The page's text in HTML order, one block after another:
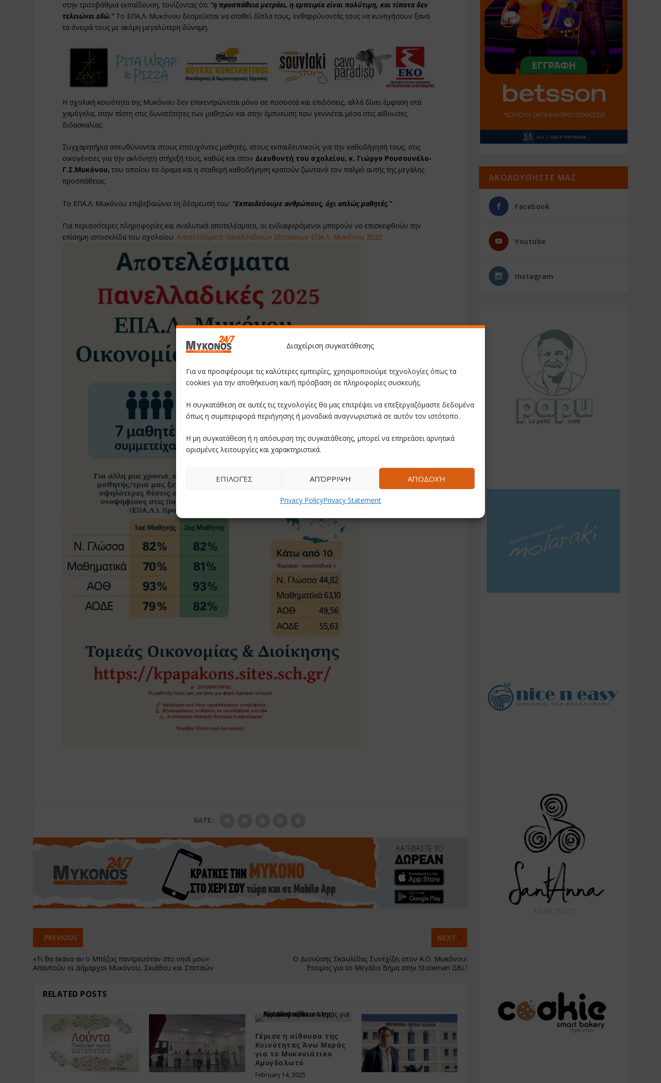
Διαχείριση συγκατάθεσης
Για να προσφέρουμε τις καλύτερες εμπειρίες, χρησιμοποιούμε τεχνολογίες όπως τα
cookies για την αποθήκευση και/ή πρόσβαση σε πληροφορίες συσκευής.
Η συγκατάθεση σε αυτές τις τεχνολογίες θα μας επιτρέψει να επεξεργαζόμαστε δεδομένα
όπως η συμπεριφορά περιήγησης ή μοναδικά αναγνωριστικά σε αυτόν τον ιστότοπο.
Η μη συγκατάθεση ή η απόσυρση της συγκατάθεσης, μπορεί να επηρεάσει αρνητικά
ορισμένες λειτουργίες και χαρακτηριστικά.
ΑΠΟΔΟΧΉ
ΑΠΌΡΡΙΨΗ
ΕΠΙΛΟΓΈΣ
Privacy PolicyPrivacy Statement
στην τριτοβάθμια εκπαίδευση, τονίζοντας ότι “η προσπάθεια μετράει, η εμπειρία είναι πολύτιμη, και τίποτα δεν
τελειώνει εδώ.” Το ΕΠΑ.Λ. Μυκόνου δεσμεύεται να σταθεί δίπλα τους, ενθαρρύνοντάς τους να κυνηγήσουν ξανά
τα όνειρά τους με ακόμη μεγαλύτερη δύναμη.
Η σχολική κοινότητα της Μυκόνου δεν επικεντρώνεται μόνο σε ποσοστά και επιδόσεις, αλλά δίνει έμφαση στα
χαμόγελα, στην πίστη στις δυνατότητες των μαθητών και στην έμπνευση που γεννιέται μέσα στις αίθουσες
διδασκαλίας.
Συγχαρητήρια απευθύνονται στους επιτυχόντες μαθητές, στους εκπαιδευτικούς για την καθοδήγησή τους, στις
οικογένειες για την ακλόνητη στήριξή τους, καθώς και στον Διευθυντή του σχολείου, κ. Γιώργο Ρουσουνέλο-
Γ.Σ.Μυκόνου, του οποίου το όραμα και η σταθερή καθοδήγηση κρατούν ζωντανό τον παλμό αυτής της μεγάλης
προσπάθειας.
Το ΕΠΑ.Λ. Μυκόνου επιβεβαιώνει τη δέσμευσή του: “Εκπαιδεύουμε ανθρώπους, όχι απλώς μαθητές.”
Για περισσότερες πληροφορίες και αναλυτικά αποτελέσματα, οι ενδιαφερόμενοι μπορούν να επισκεφθούν την
επίσημη ιστοσελίδα του σχολείου.Αποτελέσματα Πανελλαδικών Εξετάσεων ΕΠΑ.Λ. Μυκόνου 2025
RATE:
PREVIOUS
«Τι θα έκανα αν ο Μπέζος παντρευόταν στο νησί μου»
Απαντούν οι Δήμαρχοι Μυκόνου, Σκιάθου και Σπετσών
NEXT
Ο Διονύσης Σκουλίδας Συνεχίζει στον Α.Ο. Μυκόνου:
Έτοιμος για το Μεγάλο Βήμα στην Stoiximan GBL!
RELATED POSTS
Γέμισε η αίθουσα της
Κοινότητας Άνω Μεράς
για το Μυκονιάτικο
Αμυγδαλωτό
February 14, 2025
ΑΚΟΛΟΥΘΗΣΤΕ ΜΑΣ
Facebook
Youtube
Instagram